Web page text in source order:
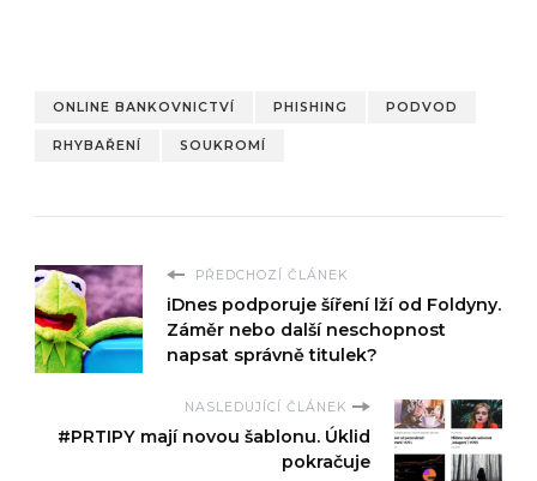
ONLINE BANKOVNICTVÍ PHISHING PODVOD
RHYBAŘENÍ SOUKROMÍ
PŘEDCHOZÍ ČLÁNEK
iDnes podporuje šíření lží od Foldyny.
Záměr nebo další neschopnost
napsat správně titulek?
NASLEDUJÍCÍ ČLÁNEK
#PRTIPY mají novou šablonu. Úklid
pokračuje